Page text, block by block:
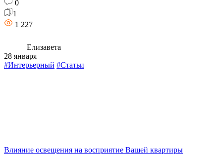
0
1
1 227
Елизавета
28 января
#Интерьерный #Статьи
Влияние освещения на восприятие Вашей квартиры